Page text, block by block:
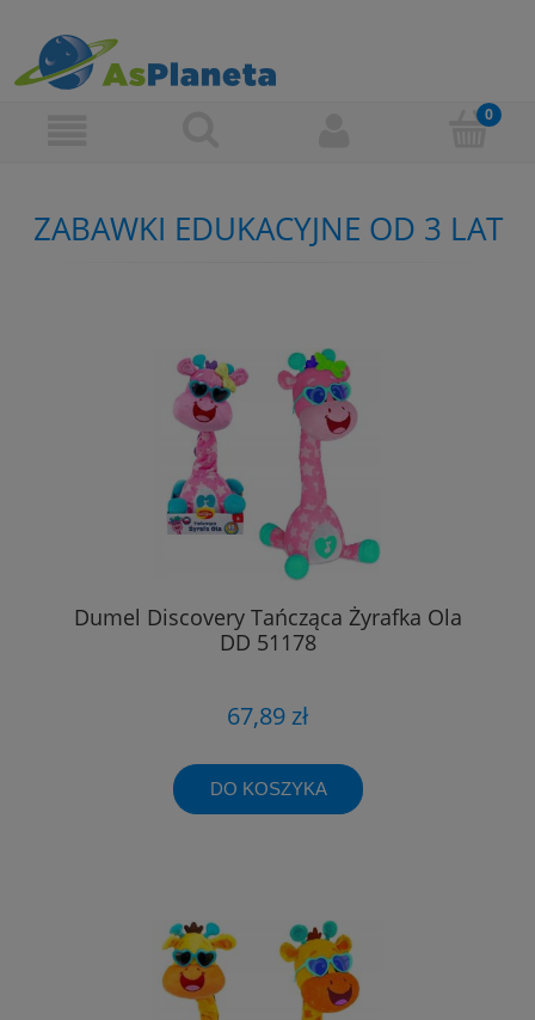
ZABAWKI EDUKACYJNE OD 3 LAT
Dumel Discovery Tańcząca Żyrafka Ola
DD 51178
67,89 zł
DO KOSZYKA